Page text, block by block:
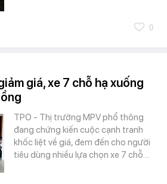
0
giá, xe 7 chỗ hạ xuống
TPO - Thị trường MPV phổ thông
đang chứng kiến cuộc cạnh tranh
khốc liệt về giá, đem đến cho người
tiêu dùng nhiều lựa chọn xe 7 chỗ…